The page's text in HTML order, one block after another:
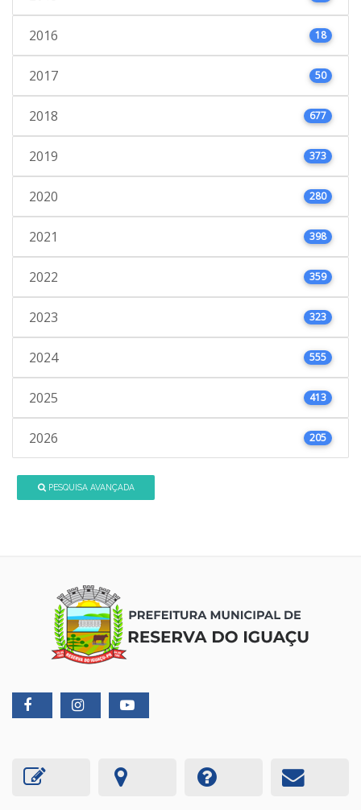
2016 18
2017 50
2018 677
2019 373
2020 280
2021 398
2022 359
2023 323
2024 555
2025 413
2026 205
PESQUISA AVANÇADA